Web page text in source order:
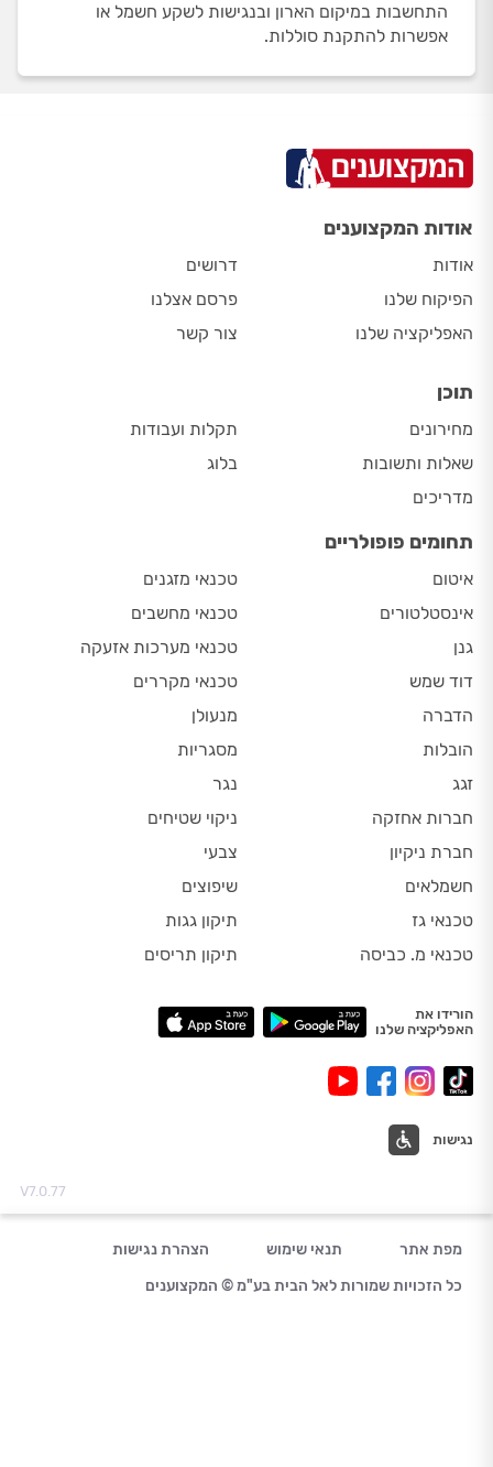
התחשבות במיקום הארון ובנגישות לשקע חשמל או
אפשרות להתקנת סוללות.
אודות המקצוענים
אודות
הפיקוח שלנו
האפליקציה שלנו
דרושים
פרסם אצלנו
צור קשר
תוכן
מחירונים
שאלות ותשובות
מדריכים
תקלות ועבודות
בלוג
תחומים פופולריים
איטום
אינסטלטורים
גנן
דוד שמש
הדברה
הובלות
זגג
חברות אחזקה
חברת ניקיון
חשמלאים
טכנאי גז
טכנאי מ. כביסה
טכנאי מזגנים
טכנאי מחשבים
טכנאי מערכות אזעקה
טכנאי מקררים
מנעולן
מסגריות
נגר
ניקוי שטיחים
צבעי
שיפוצים
תיקון גגות
תיקון תריסים
הורידו את
האפליקציה שלנו
נגישות
V7.0.77
מפת אתר תנאי שימוש
הצהרת נגישות
כל הזכויות שמורות לאל הבית בע"מ © המקצוענים